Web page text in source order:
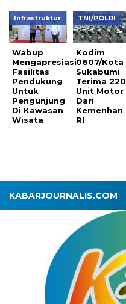
Infrastruktur
Wabup
Mengapresiasi
Fasilitas
Pendukung
Untuk
Pengunjung
Di Kawasan
Wisata
TNI/POLRI
Kodim
0607/Kota
Sukabumi
Terima 220
Unit Motor
Dari
Kemenhan
RI
KABARJOURNALIS.COM